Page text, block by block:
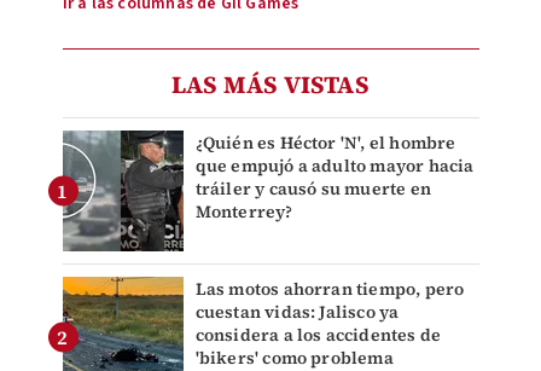
LAS MÁS VISTAS
¿Quién es Héctor 'N', el hombre
que empujó a adulto mayor hacia
tráiler y causó su muerte en
Monterrey?
Las motos ahorran tiempo, pero
cuestan vidas: Jalisco ya
considera a los accidentes de
'bikers' como problema